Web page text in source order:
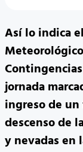
Así lo indica
jornada
ingreso de
descenso de
y nevadas en